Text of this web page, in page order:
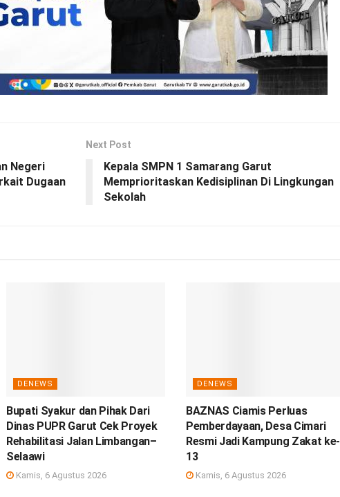
Negeri
Dugaan
Next Post
Kepala SMPN 1 Samarang Garut
Memprioritaskan Kedisiplinan Di Lingkungan
Sekolah
DENEWS
Bupati Syakur dan Pihak Dari
Dinas PUPR Garut Cek Proyek
Rehabilitasi Jalan Limbangan–
Selaawi
Kamis, 6 Agustus 2026
DENEWS
BAZNAS Ciamis Perluas
Pemberdayaan, Desa Cimari
Resmi Jadi Kampung Zakat ke-
13
Kamis, 6 Agustus 2026